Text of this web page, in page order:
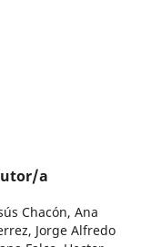
a
Chacón, Ana
Jorge Alfredo